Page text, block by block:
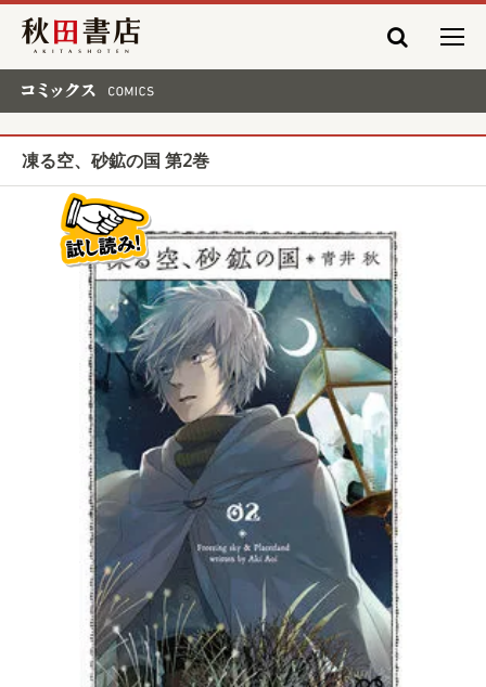
秋田書店
凍る空、砂鉱の国 第2巻